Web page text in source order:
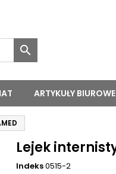

ARTYKUŁY BIUROWE
Lejek
Indeks0515-2